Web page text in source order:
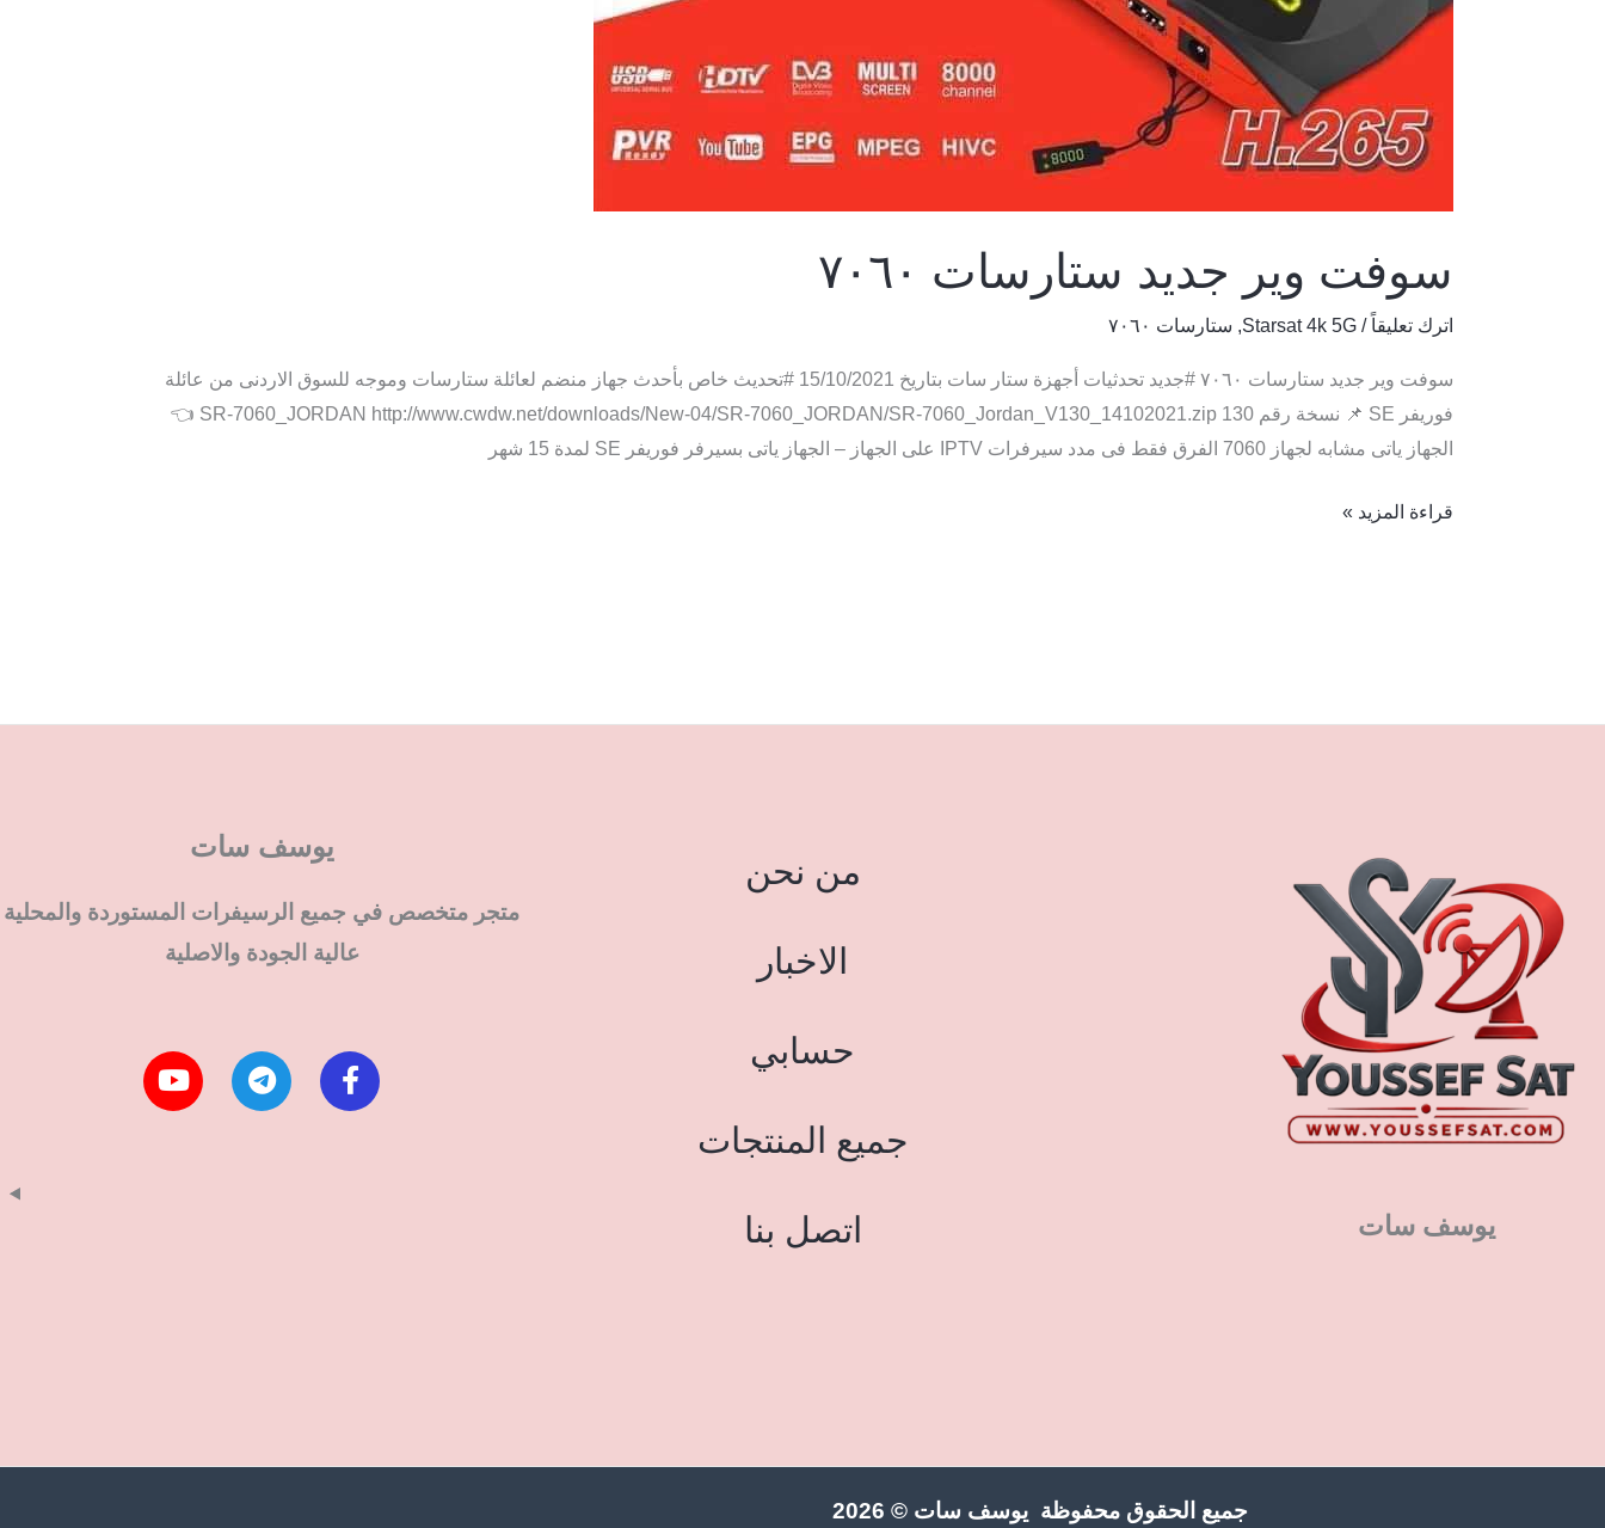
سوفت وير جديد ستارسات ٧٠٦٠
اترك تعليقاً /
Starsat 4k 5G
, ستارسات ٧٠٦٠
سوفت وير جديد ستارسات ٧٠٦٠ #جديد تحدثيات أجهزة ستار سات بتاريخ 15/10/2021 #تحديث خاص بأحدث جهاز منضم لعائلة ستارسات وموجه للسوق الاردنى من عائلة
فوريفر SE 📌 نسخة رقم 130 SR-7060_JORDAN http://www.cwdw.net/downloads/New-04/SR-7060_JORDAN/SR-7060_Jordan_V130_14102021.zip 👈
الجهاز ياتى مشابه لجهاز 7060 الفرق فقط فى مدد سيرفرات IPTV على الجهاز – الجهاز ياتى بسيرفر فوريفر SE لمدة 15 شهر
قراءة المزيد »
يوسف سات
من نحن
الاخبار
حسابي
جميع المنتجات
اتصل بنا
يوسف سات
متجر متخصص في جميع الرسيفرات المستوردة والمحلية
عالية الجودة والاصلية
جميع الحقوق محفوظة يوسف سات © 2026